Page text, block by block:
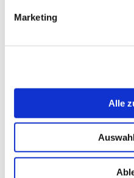
Marketing
Alle